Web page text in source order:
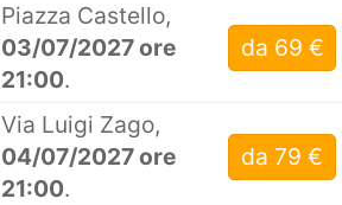
Piazza Castello,
03/07/2027 ore
21:00.
da 69 €
Via Luigi Zago,
04/07/2027 ore
21:00.
da 79 €